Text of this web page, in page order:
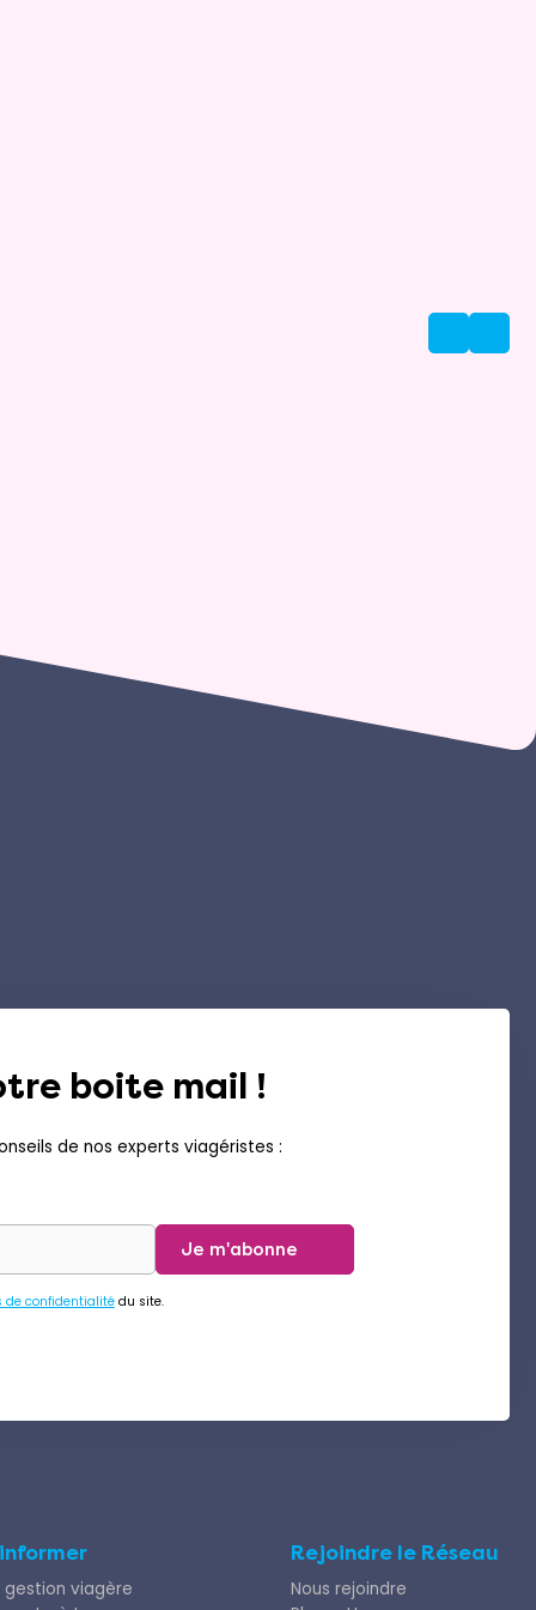
boite mail !
de nos experts viagéristes :
Je m'abonne
de confidentialitédu site.
gestion viagère
Rejoindre le Réseau
Nous rejoindre